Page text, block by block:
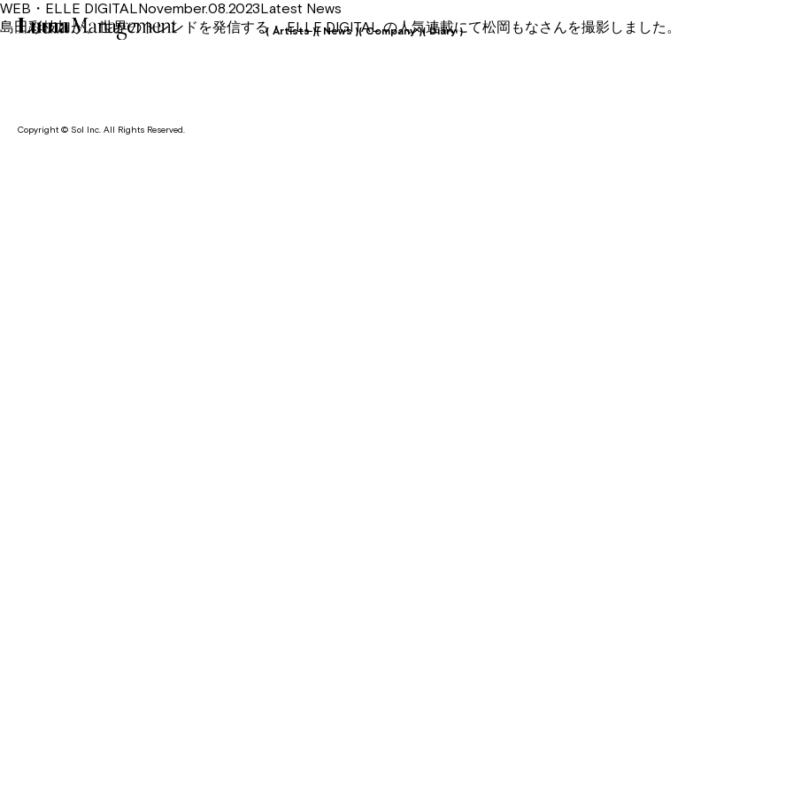
( Artists )( News )( Company )( Diary )
WEB・ELLE DIGITALNovember.08.2023Latest News
島田彩枝加が、世界のトレンドを発信する・ ELLE DIGITAL の人気連載にて松岡もなさんを撮影しました。
Copyright © Sol Inc. All Rights Reserved.